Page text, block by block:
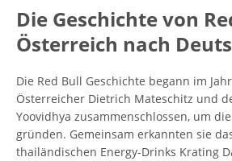
Die Geschichte von
Österreich nach
Die Red Bull Geschichte begann im
Österreicher Dietrich Mateschitz und
Yoovidhya zusammenschlossen, um
gründen. Gemeinsam erkannten sie
thailändischen Energy-Drinks Krating